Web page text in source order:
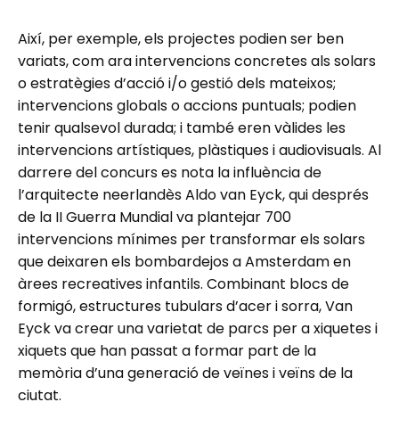
Així, per exemple, els projectes podien ser ben
variats, com ara intervencions concretes als solars
o estratègies d’acció i/o gestió dels mateixos;
intervencions globals o accions puntuals; podien
tenir qualsevol durada; i també eren vàlides les
intervencions artístiques, plàstiques i audiovisuals. Al
darrere del concurs es nota la influència de
l’arquitecte neerlandès Aldo van Eyck, qui després
de la II Guerra Mundial va plantejar 700
intervencions mínimes per transformar els solars
que deixaren els bombardejos a Amsterdam en
àrees recreatives infantils. Combinant blocs de
formigó, estructures tubulars d’acer i sorra, Van
Eyck va crear una varietat de parcs per a xiquetes i
xiquets que han passat a formar part de la
memòria d’una generació de veïnes i veïns de la
ciutat.